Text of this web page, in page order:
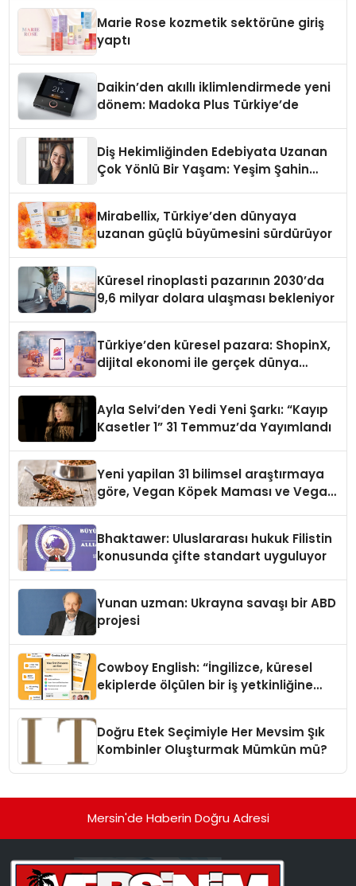
Marie Rose kozmetik sektörüne giriş
yaptı
Daikin’den akıllı iklimlendirmede yeni
dönem: Madoka Plus Türkiye’de
Diş Hekimliğinden Edebiyata Uzanan
Çok Yönlü Bir Yaşam: Yeşim Şahin
Mirabellix, Türkiye’den dünyaya
uzanan güçlü büyümesini sürdürüyor
Küresel rinoplasti pazarının 2030’da
9,6 milyar dolara ulaşması bekleniyor
Türkiye’den küresel pazara: ShopinX,
dijital ekonomi ile gerçek dünya
Ayla Selvi’den Yedi Yeni Şarkı: “Kayıp
Kasetler 1” 31 Temmuz’da Yayımlandı
Yeni yapilan 31 bilimsel araştırmaya
göre, Vegan Köpek Maması ve Vegan
Bhaktawer: Uluslararası hukuk Filistin
konusunda çifte standart uyguluyor
Yunan uzman: Ukrayna savaşı bir ABD
projesi
Cowboy English: “İngilizce, küresel
ekiplerde ölçülen bir iş yetkinliğine
Doğru Etek Seçimiyle Her Mevsim Şık
Kombinler Oluşturmak Mümkün mü?
Mersin'de Haberin Doğru Adresi